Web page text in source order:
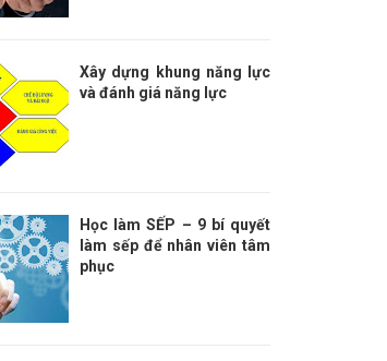
Xây dựng khung năng lực
và đánh giá năng lực
Học làm SẾP – 9 bí quyết
làm sếp để nhân viên tâm
phục